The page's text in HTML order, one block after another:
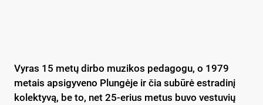
Vyras 15 metų dirbo muzikos pedagogu, o 1979
metais apsigyveno Plungėje ir čia subūrė estradinį
kolektyvą, be to, net 25-erius metus buvo vestuvių